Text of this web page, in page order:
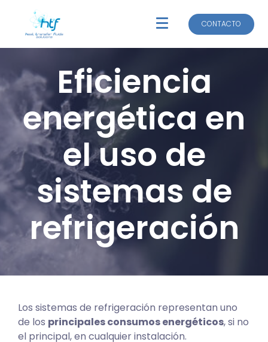
CONTACTO
Eficiencia
energética en
el uso de
sistemas de
refrigeración
Los sistemas de refrigeración representan uno
de los principales consumos energéticos, si no
el principal, en cualquier instalación.